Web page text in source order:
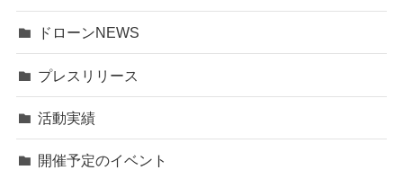
ドローンNEWS
プレスリリース
活動実績
開催予定のイベント